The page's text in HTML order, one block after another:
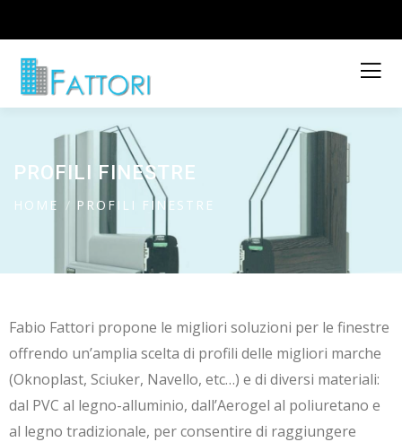
PROFILI FINESTRE
HOME PROFILI FINESTRE
Fabio Fattori propone le migliori soluzioni per le finestre
offrendo un’amplia scelta di profili delle migliori marche
(Oknoplast, Sciuker, Navello, etc…) e di diversi materiali:
dal PVC al legno-alluminio, dall’Aerogel al poliuretano e
al legno tradizionale, per consentire di raggiungere